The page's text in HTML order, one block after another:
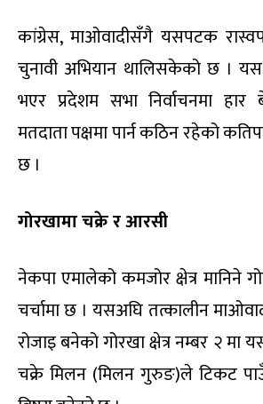
कांग्रेस, माओवादीसँगै यसपटक
चुनावी अभियान थालिसकेको छ ।
भएर प्रदेशम सभा निर्वाचनमा हार
मतदाता पक्षमा पार्न कठिन रहेको
छ ।
गोरखामा चक्रे र आरसी
नेकपा एमालेको कमजोर क्षेत्र मानिने
चर्चामा छ । यसअघि तत्कालीन
रोजाइ बनेको गोरखा क्षेत्र नम्बर २
चक्रे मिलन (मिलन गुरुङ)ले टिकट